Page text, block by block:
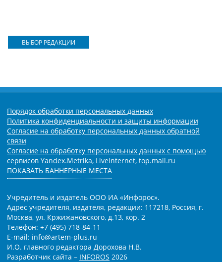
ВЫБОР РЕДАКЦИИ
Порядок обработки персональных данных
Политика конфиденциальности и защиты информации
Согласие на обработку персональных данных обратной
связи
Согласие на обработку персональных данных с помощью
сервисов Yandex.Metrika, LiveInternet, top.mail.ru
ПОКАЗАТЬ БАННЕРНЫЕ МЕСТА
Учредитель и издатель ООО ИА «Инфорос».
Адрес учредителя, издателя, редакции: 117218, Россия, г.
Москва, ул. Кржижановского, д.13, кор. 2
Телефон: +7 (495) 718-84-11
E-mail: info@artem-plus.ru
И.О. главного редактора Дорохова Н.В.
Разработчик сайта – INFOROS 2026